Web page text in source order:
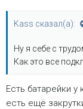
Kass сказал(а):
Ну я себе с
Как это все
Есть батарейки
есть ещё